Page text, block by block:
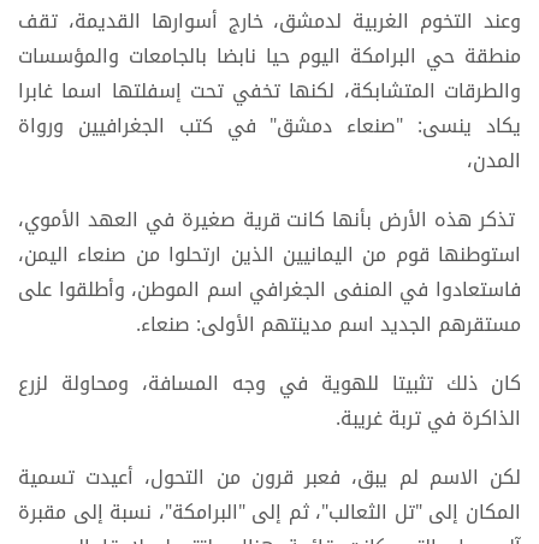
وعند التخوم الغربية لدمشق، خارج أسوارها القديمة، تقف
منطقة حي البرامكة اليوم حيا نابضا بالجامعات والمؤسسات
والطرقات المتشابكة، لكنها تخفي تحت إسفلتها اسما غابرا
يكاد ينسى: "صنعاء دمشق" في كتب الجغرافيين ورواة
المدن،
تذكر هذه الأرض بأنها كانت قرية صغيرة في العهد الأموي،
استوطنها قوم من اليمانيين الذين ارتحلوا من صنعاء اليمن،
فاستعادوا في المنفى الجغرافي اسم الموطن، وأطلقوا على
مستقرهم الجديد اسم مدينتهم الأولى: صنعاء.
كان ذلك تثبيتا للهوية في وجه المسافة، ومحاولة لزرع
الذاكرة في تربة غريبة.
لكن الاسم لم يبق، فعبر قرون من التحول، أعيدت تسمية
المكان إلى "تل الثعالب"، ثم إلى "البرامكة"، نسبة إلى مقبرة